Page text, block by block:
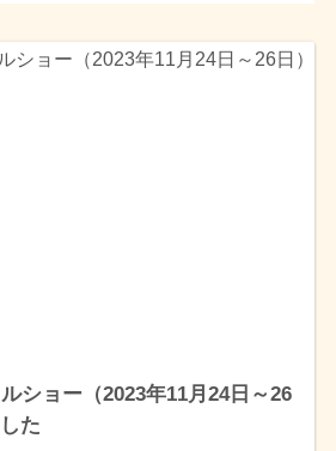
ショー（2023年11月24日～26
た